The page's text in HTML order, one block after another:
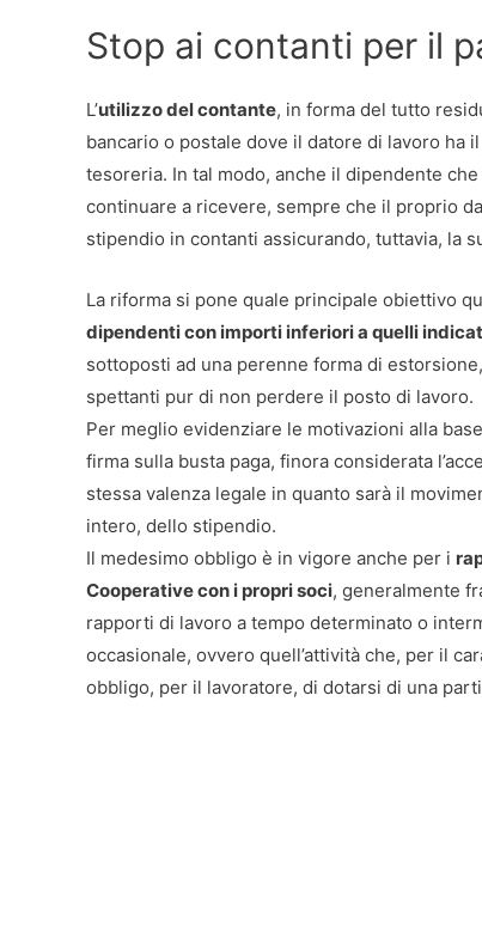
Stop ai contanti per il
L’utilizzo del contante, in forma del tutto
bancario o postale dove il datore di lavoro ha
tesoreria. In tal modo, anche il dipendente
continuare a ricevere, sempre che il proprio
stipendio in contanti assicurando, tuttavia, la
La riforma si pone quale principale obiettivo
dipendenti con importi inferiori a quelli
sottoposti ad una perenne forma di
spettanti pur di non perdere il posto di lavoro.
Per meglio evidenziare le motivazioni alla
firma sulla busta paga, finora considerata
stessa valenza legale in quanto sarà il
intero, dello stipendio.
Il medesimo obbligo è in vigore anche per i
Cooperative con i propri soci, generalmente
rapporti di lavoro a tempo determinato o
occasionale, ovvero quell’attività che, per il
obbligo, per il lavoratore, di dotarsi di una